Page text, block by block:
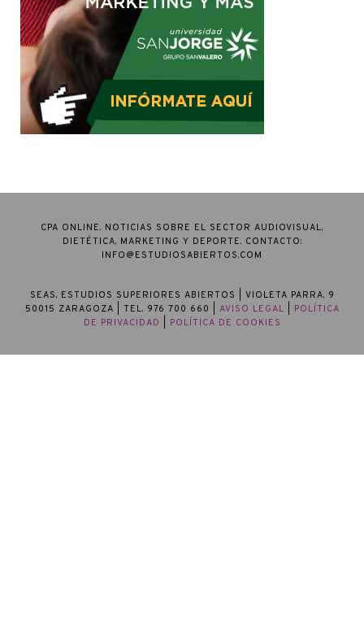
CPA ONLINE. NOTICIAS SOBRE EL SECTOR AUDIOVISUAL,
DIETÉTICA, MARKETING Y DEPORTE. CONTACTO:
INFO@ESTUDIOSABIERTOS.COM
SEAS, ESTUDIOS SUPERIORES ABIERTOS
| VIOLETA PARRA, 9
50015 ZARAGOZA | TEL. 976 700 660 | AVISO LEGAL
POLÍTICA
DE PRIVACIDAD
POLÍTICA DE COOKIES